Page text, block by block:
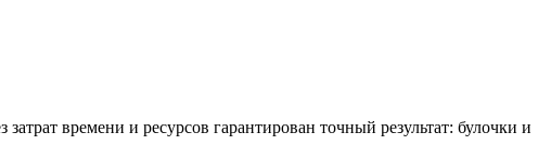
времени и ресурсов гарантирован точный результат: булочки и